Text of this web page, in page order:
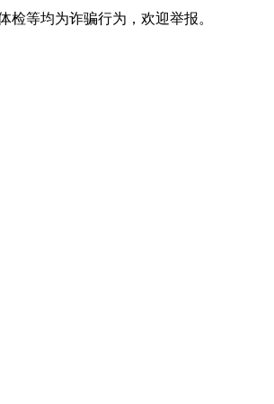
等均为诈骗行为，欢迎举报。